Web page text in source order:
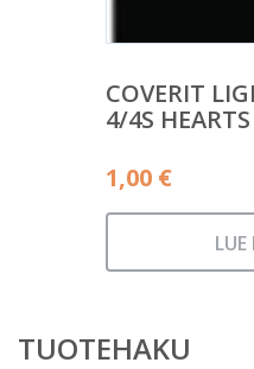
COVERIT
4/4S HEARTS
1,00 €
TUOTEHAKU